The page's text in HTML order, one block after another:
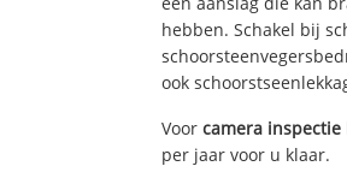
hebben. Schakel bij
ook
Voorcamera inspectie
per jaar voor u klaar.